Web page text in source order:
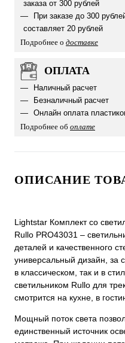
заказа от 300 рублей
При заказе до 300
составляет 20 рублей
Подробнее о доставке
ОПЛАТА
Наличный расчет
Безналичный расчет
Онлайн оплата
Подробнее об оплате
ОПИСАНИЕ
Lightstar Комплект со
Rullo PRO43031 –
деталей и качественного
универсальный дизайн, за
в классическом, так и в
светильником Rullo для
смотрится на кухне, в
Мощный поток света
единственный источник